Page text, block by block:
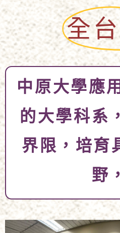
全
中原大學應
的大學科系
界限，培育
野